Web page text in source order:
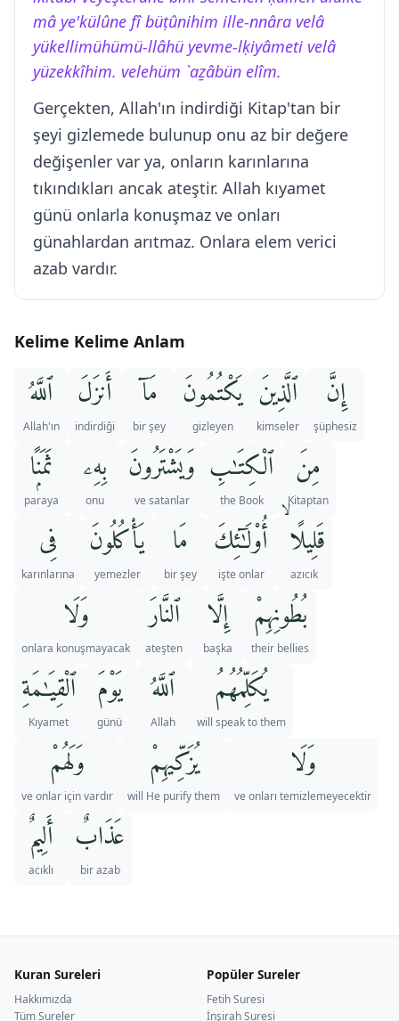
mâ ye'külûne fî büṭûnihim ille-nnâra velâ
yükellimühümü-llâhü yevme-lḳiyâmeti velâ
yüzekkîhim. velehüm `aẕâbün elîm.
Gerçekten, Allah'ın indirdiği Kitap'tan bir
şeyi gizlemede bulunup onu az bir değere
değişenler var ya, onların karınlarına
tıkındıkları ancak ateştir. Allah kıyamet
günü onlarla konuşmaz ve onları
günahlardan arıtmaz. Onlara elem verici
azab vardır.
Kelime Kelime Anlam
إِنَّ
şüphesiz
ٱلَّذِينَ
kimseler
يَكْتُمُونَ
gizleyen
مَآ
bir şey
أَنزَلَ
indirdiği
ٱللَّهُ
Allah'ın
مِنَ
Kitaptan
ٱلْكِتَـٰبِ
the Book
وَيَشْتَرُونَ
ve satanlar
بِهِۦ
onu
ثَمَنًۭا
paraya
قَلِيلًا ۙ
azıcık
أُو۟لَـٰٓئِكَ
işte onlar
مَا
bir şey
يَأْكُلُونَ
yemezler
فِى
karınlarına
بُطُونِهِمْ
their bellies
إِلَّا
başka
ٱلنَّارَ
ateşten
وَلَا
onlara konuşmayacak
يُكَلِّمُهُمُ
will speak to them
ٱللَّهُ
Allah
يَوْمَ
günü
ٱلْقِيَـٰمَةِ
Kıyamet
وَلَا
ve onları temizlemeyecektir
يُزَكِّيهِمْ
will He purify them
وَلَهُمْ
ve onlar için vardır
عَذَابٌ
bir azab
أَلِيمٌ
acıklı
Kuran Sureleri
Hakkımızda
Tüm Sureler
Popüler Sureler
Fetih Suresi
İnşirah Suresi